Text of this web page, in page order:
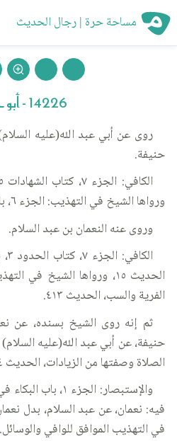
مساحة حرة | رجال الحديث
14226 - أبو حنيفة
روى عن أبي عبد الله(عليه
حنيفة.
ورواها الشيخ في التهذيب: الجزء ٦، باب البينات، الحديث ٧٦٠.
وروى عنه النعمان بن عبد السلام.
الفرية والسب، الحديث ٤١٣.
ثم إنه روى الشيخ بسنده، عن
الصلاة وصفتها من الزيادات، الحديث ١٢٩٤.
فيه: نعمان، عن عبد السلام، بدل
في التهذيب الموافق للوافي والوسائل.